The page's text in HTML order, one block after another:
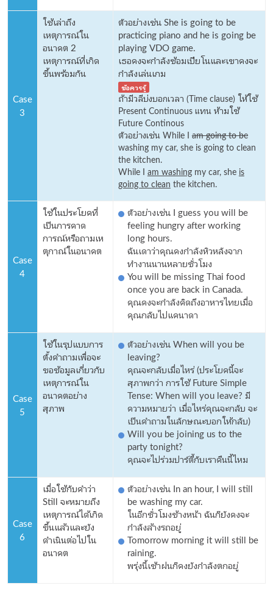
Case
3
ใช้เล่าถึง
เหตุการณ์ใน
อนาคต 2
เหตุการณ์ที่เกิด
ขึ้นพร้อมกัน
ตัวอย่างเช่น She is going to be
practicing piano and he is going be
playing VDO game.
เธอคงจะกำลังซ้อมเปียโนและเขาคงจะ
กำลังเล่นเกม
ข้อควรรู้
ถ้ามีวลีบ่งบอกเวลา (Time clause) ให้ใช้
Present Continuous แทน ห้ามใช้
Future Continous
ตัวอย่างเช่น While Iam going to be
washing my car, she is going to clean
the kitchen.
While I am washingmy car, she is
going to clean the kitchen.
Case
4
ใช้ในประโยคที่
เป็นการคาด
การณ์หรือถามเห
ตุกาณ์ในอนาคต
ตัวอย่างเช่น I guess you will be
feeling hungry after working
long hours.
ฉันเดาว่าคุณคงกำลังหิวหลังจาก
ทำงานนานหลายชั่วโมง
You will be missing Thai food
once you are back in Canada.
คุณคงจะกำลังคิดถึงอาหารไทยเมื่อ
คุณกลับไปแคนาดา
Case
5
ใช้ในรุปแบบการ
ตั้งคำถามเพื่อจะ
ขอข้อมูลเกี่ยวกับ
เหตุการณ์ใน
อนาคตอย่าง
สุภาพ
ตัวอย่างเช่น When will you be
leaving?
คุณจะกลับเมื่อไหร่ (ประโยคนี้จะ
สุภาพกว่า การใช้ Future Simple
Tense: When will you leave? มี
ความหมายว่า เมื่อไหร่คุณจะกลับ จะ
เป็นคำถามในลักษณะบอกให้กลับ)
Will you be joining us to the
party tonight?
คุณจะไปร่วมปาร์ตี้กับเราคืนนี้ไหม
Case
6
เมื่อใช้กับคำว่า
Still จะหมายถึง
เหตุการณ์ได้เกิด
ขึ้นแล้วและยัง
ดำเนินต่อไปใน
อนาคต
ตัวอย่างเช่น In an hour, I will still
be washing my car.
ในอีกชั่วโมงข้างหน้า ฉันก็ยังคงจะ
กำลังล้างรถอยู่
Tomorrow morning it will still be
raining.
พรุ่งนี้เช้าฝนก็คงยังกำลังตกอยู่